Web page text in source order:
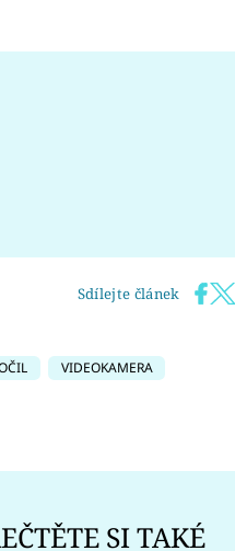
Sdílejte článek
VIDEOKAMERA
SI TAKÉ